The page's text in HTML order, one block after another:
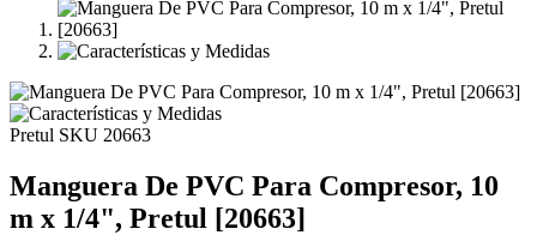
Pretul SKU 20663
Manguera De PVC Para Compresor, 10
m x 1/4", Pretul [20663]